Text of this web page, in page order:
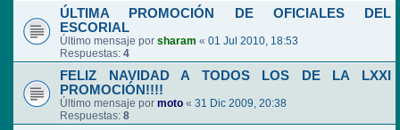
ÚLTIMA PROMOCIÓN DE OFICIALES DEL
ESCORIAL
Último mensaje por sharam « 01 Jul 2010, 18:53
Respuestas: 4
FELIZ NAVIDAD A TODOS LOS DE LA LXXI
PROMOCIÓN!!!!
Último mensaje por moto « 31 Dic 2009, 20:38
Respuestas: 8